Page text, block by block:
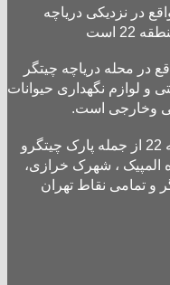
شاپ نینی پت پت شاپ منطقه 22 واقع در نزدیکی دریاچه
است
در محله دریاچه چیتگر
و لوازم نگهداری حیوانات
وخارجی است.
پت شاپ نینی پت به تمامی نقاط منطقه 22 از جمله پارک چیتگرو
المپیک ، شهرک خرازی،
و تمامی نقاط تهران